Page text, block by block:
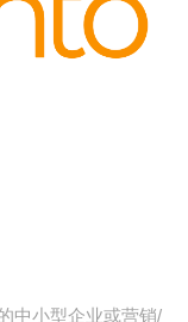
中小型企业或营销/